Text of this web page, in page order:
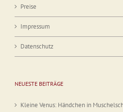
Preise
Impressum
Datenschutz
NEUESTE BEITRÄGE
Kleine Venus: Händchen in